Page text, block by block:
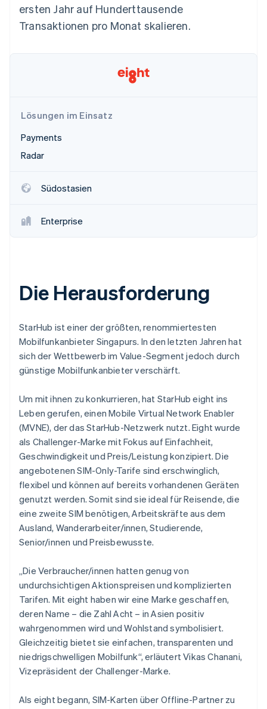
Betrugsprävention
Atlas
Start-up-Gründung
Climate
Ecosystem
Partner
ersten Jahr auf Hunderttausende
Transaktionen pro Monat skalieren.
Lösungen im Einsatz
Payments
Radar
Südostasien
Enterprise
Die Herausforderung
StarHub ist einer der größten, renommiertesten
Mobilfunkanbieter Singapurs. In den letzten Jahren hat
sich der Wettbewerb im Value-Segment jedoch durch
günstige Mobilfunkanbieter verschärft.
Um mit ihnen zu konkurrieren, hat StarHub eight ins
Leben gerufen, einen Mobile Virtual Network Enabler
(MVNE), der das StarHub-Netzwerk nutzt. Eight wurde
als Challenger-Marke mit Fokus auf Einfachheit,
Geschwindigkeit und Preis/Leistung konzipiert. Die
angebotenen SIM-Only-Tarife sind erschwinglich,
flexibel und können auf bereits vorhandenen Geräten
genutzt werden. Somit sind sie ideal für Reisende, die
eine zweite SIM benötigen, Arbeitskräfte aus dem
Ausland, Wanderarbeiter/innen, Studierende,
Senior/innen und Preisbewusste.
„Die Verbraucher/innen hatten genug von
undurchsichtigen Aktionspreisen und komplizierten
Tarifen. Mit eight haben wir eine Marke geschaffen,
deren Name – die Zahl Acht – in Asien positiv
wahrgenommen wird und Wohlstand symbolisiert.
Gleichzeitig bietet sie einfachen, transparenten und
niedrigschwelligen Mobilfunk“, erläutert Vikas Chanani,
Vizepräsident der Challenger-Marke.
Als eight begann, SIM-Karten über Offline-Partner zu